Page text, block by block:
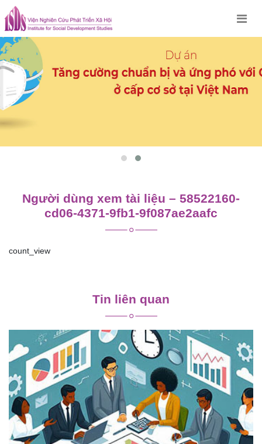
Skip
to
content
Người dùng xem tài liệu – 58522160-
cd06-4371-9fb1-9f087ae2aafc
count_view
viết
Tin liên quan